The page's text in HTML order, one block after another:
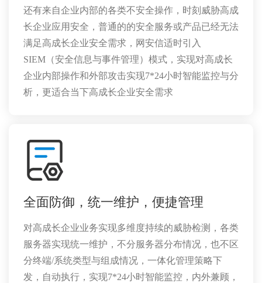
还有来自企业内部的各类不安全操作，时刻威胁高成
长企业应用安全，普通的的安全服务或产品已经无法
满足高成长企业安全需求，网安信适时引入
SIEM（安全信息与事件管理）模式，实现对高成长
企业内部操作和外部攻击实现7*24小时智能监控与分
析，更适合当下高成长企业安全需求
全面防御，统一维护，便捷管理
对高成长企业业务实现多维度持续的威胁检测，各类
服务器实现统一维护，不分服务器分布情况，也不区
分终端/系统类型与组成情况，一体化管理策略下
发，自动执行，实现7*24小时智能监控， 内外兼顾，